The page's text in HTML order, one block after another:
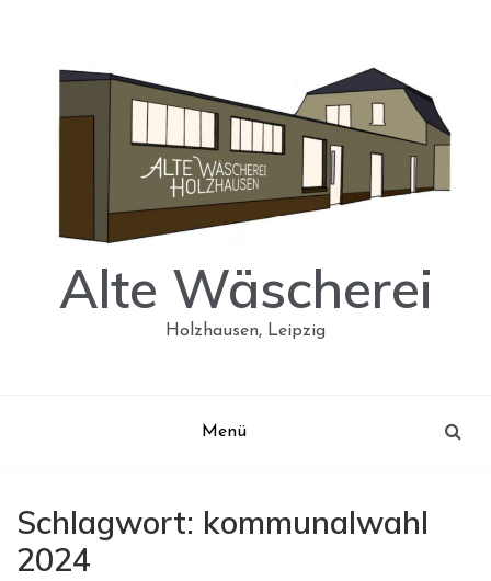
Alte Wäscherei
Holzhausen, Leipzig
Menü
Schlagwort: kommunalwahl
2024